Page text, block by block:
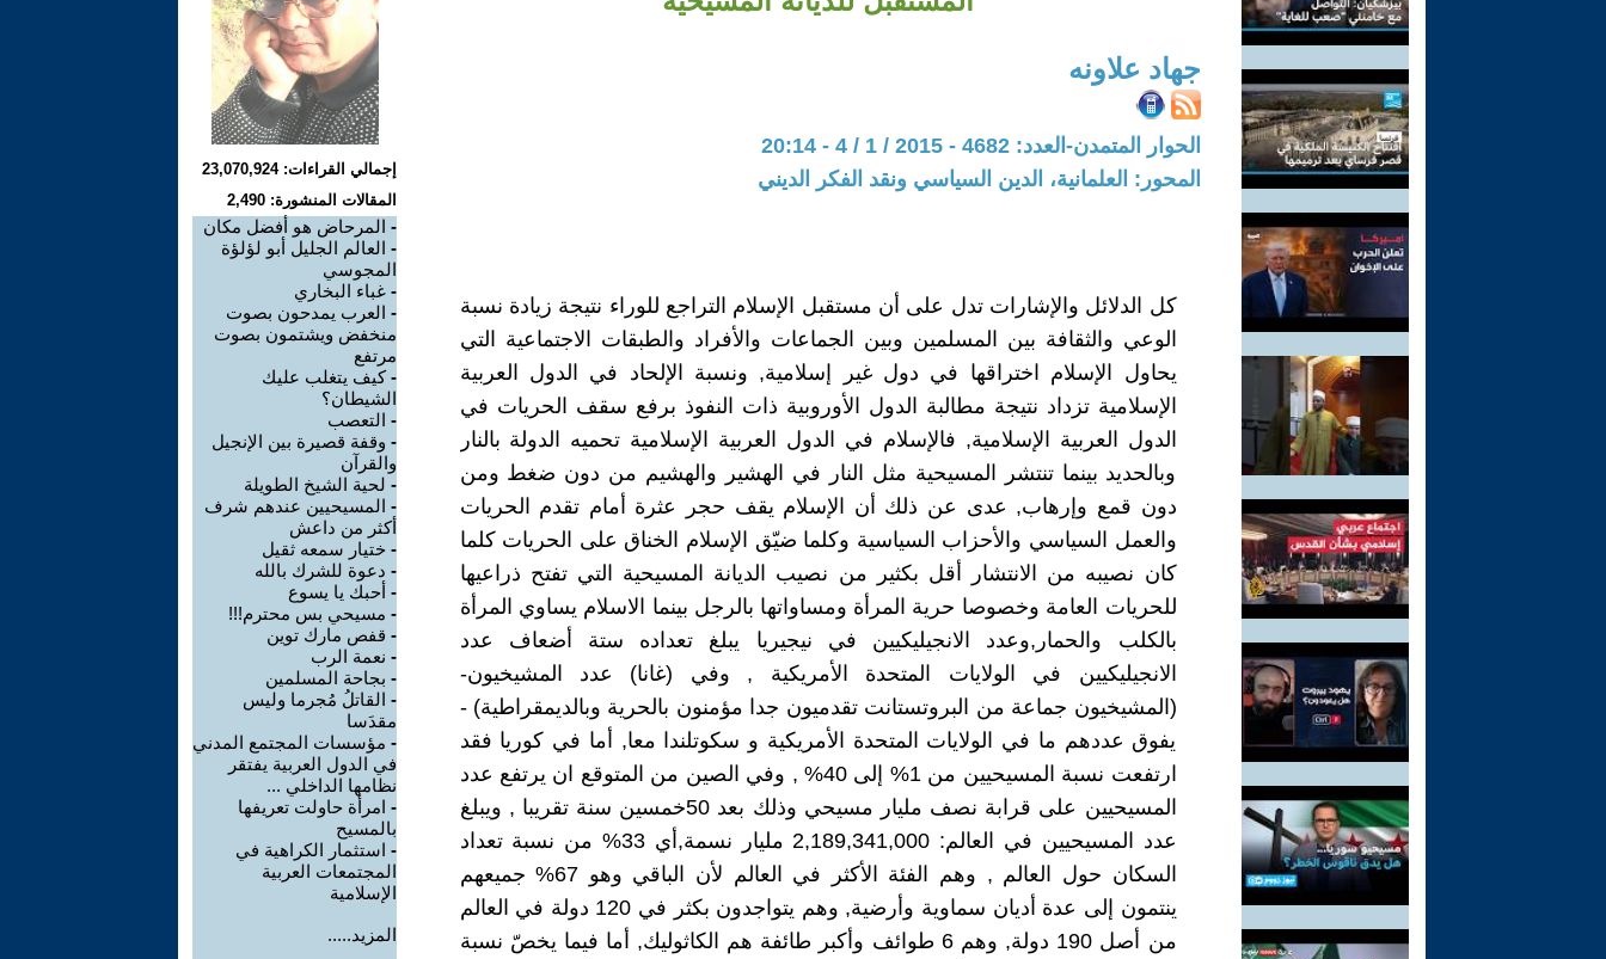
جهاد علاونه
الحوار المتمدن-العدد: 4682 - 2015 / 1 / 4 - 20:14
المحور: العلمانية، الدين السياسي ونقد الفكر الديني
كل الدلائل والإشارات تدل على أن مستقبل الإسلام التراجع للوراء نتيجة زيادة نسبة
الوعي والثقافة بين المسلمين وبين الجماعات والأفراد والطبقات الاجتماعية التي
يحاول الإسلام اختراقها في دول غير إسلامية, ونسبة الإلحاد في الدول العربية
الإسلامية تزداد نتيجة مطالبة الدول الأوروبية ذات النفوذ برفع سقف الحريات في
الدول العربية الإسلامية, فالإسلام في الدول العربية الإسلامية تحميه الدولة بالنار
وبالحديد بينما تنتشر المسيحية مثل النار في الهشير والهشيم من دون ضغط ومن
دون قمع وإرهاب, عدى عن ذلك أن الإسلام يقف حجر عثرة أمام تقدم الحريات
والعمل السياسي والأحزاب السياسية وكلما ضيّق الإسلام الخناق على الحريات كلما
كان نصيبه من الانتشار أقل بكثير من نصيب الديانة المسيحية التي تفتح ذراعيها
للحريات العامة وخصوصا حرية المرأة ومساواتها بالرجل بينما الاسلام يساوي المرأة
بالكلب والحمار,وعدد الانجيليكيين في نيجيريا يبلغ تعداده ستة أضعاف عدد
الانجيليكيين في الولايات المتحدة الأمريكية , وفي (غانا) عدد المشيخيون-
(المشيخيون جماعة من البروتستانت تقدميون جدا مؤمنون بالحرية وبالديمقراطية) -
يفوق عددهم ما في الولايات المتحدة الأمريكية و سكوتلندا معا, أما في كوريا فقد
ارتفعت نسبة المسيحيين من 1% إلى 40% , وفي الصين من المتوقع ان يرتفع عدد
المسيحيين على قرابة نصف مليار مسيحي وذلك بعد 50خمسين سنة تقريبا , ويبلغ
عدد المسيحيين في العالم: 2,189,341,000 مليار نسمة,أي 33% من نسبة تعداد
السكان حول العالم , وهم الفئة الأكثر في العالم لأن الباقي وهو 67% جميعهم
ينتمون إلى عدة أديان سماوية وأرضية, وهم يتواجدون بكثر في 120 دولة في العالم
من أصل 190 دولة, وهم 6 طوائف وأكبر طائفة هم الكاثوليك, أما فيما يخصّ نسبة
إجمالي القراءات: 23,070,924
المقالات المنشورة: 2,490
- المرحاض هو أفضل مكان
- العالم الجليل أبو لؤلؤة
المجوسي
- غباء البخاري
- العرب يمدحون بصوت
منخفض ويشتمون بصوت
مرتفع
-كيف يتغلب عليك
الشيطان؟
- التعصب
- وقفة قصيرة بين الإنجيل
والقرآن
- لحية الشيخ الطويلة
- المسيحيين عندهم شرف
أكثر من داعش
- ختيار سمعه ثقيل
- دعوة للشرك بالله
- أحبك يا يسوع
- مسيحي بس محترم!!!
- قفص مارك توين
- نعمة الرب
- بجاحة المسلمين
- القاتلُ مُجرما وليس
مقدَسا
- مؤسسات المجتمع المدني
في الدول العربية يفتقر
نظامها الداخلي ...
- امرأة حاولت تعريفها
بالمسيح
- استثمار الكراهية في
المجتمعات العربية
الإسلامية
المزيد.....